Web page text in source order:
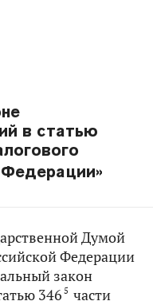
в статью
Думой
Федерации
закон
346 5 части